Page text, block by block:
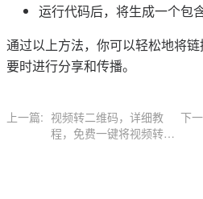
运行代码后，将生成一个包
通过以上方法，你可以轻松地将
要时进行分享和传播。
上一篇: 视频转二维码，详细教
程，免费一键将视频转二
下